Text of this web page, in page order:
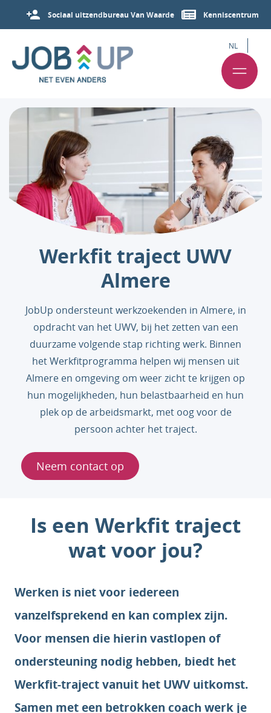
Sociaal uitzendbureau Van Waarde Kenniscentrum
NL
Werkfit traject UWV
Almere
JobUp ondersteunt werkzoekenden in Almere, in
opdracht van het UWV, bij het zetten van een
duurzame volgende stap richting werk. Binnen
het Werkfitprogramma helpen wij mensen uit
Almere en omgeving om weer zicht te krijgen op
hun mogelijkheden, hun belastbaarheid en hun
plek op de arbeidsmarkt, met oog voor de
persoon achter het traject.
Neem contact op
Is een Werkfit traject
wat voor jou?
Werken is niet voor iedereen
vanzelfsprekend en kan complex zijn.
Voor mensen die hierin vastlopen of
ondersteuning nodig hebben, biedt het
Werkfit-traject vanuit het UWV uitkomst.
Samen met een betrokken coach werk je